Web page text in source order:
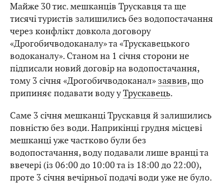
Майже 30 тис. мешканців Трускавця та ще
тисячі туристів залишились без водопостачання
через конфлікт довкола договору
«Дрогобичводоканалу» та «Трускавецького
водоканалу». Станом на 1 січня сторони не
підписали новий договір на водопостачання,
тому 3 січня «Дрогобичводоканал» заявив, що
припиняє подавати воду уТрускавець.
Саме 3 січня мешканці Трускавця й залишились
повністю без води. Наприкінці грудня місцеві
мешканці уже частково були без
водопостачання, воду подавали лише вранці та
ввечері (із 06:00 до 10:00 та із 18:00 до 22:00),
проте 3 січня вечірньої подачі води уже не було.